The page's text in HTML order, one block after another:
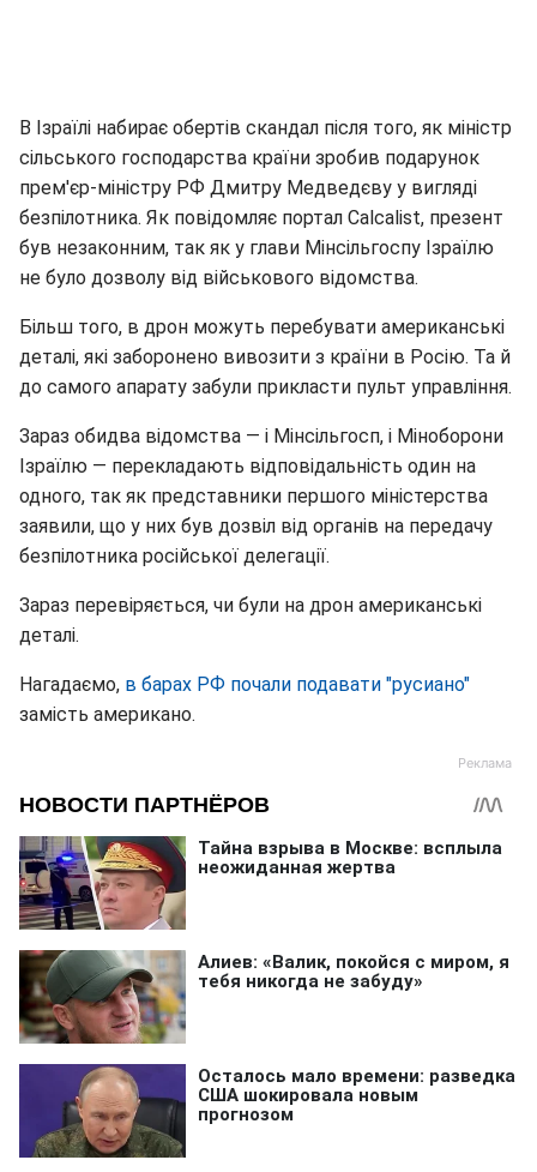
В Ізраїлі набирає обертів скандал після того, як міністр
сільського господарства країни зробив подарунок
прем'єр-міністру РФ Дмитру Медведєву у вигляді
безпілотника. Як повідомляє портал Calcalist, презент
був незаконним, так як у глави Мінсільгоспу Ізраїлю
не було дозволу від військового відомства.
Більш того, в дрон можуть перебувати американські
деталі, які заборонено вивозити з країни в Росію. Та й
до самого апарату забули прикласти пульт управління.
Зараз обидва відомства — і Мінсільгосп, і Міноборони
Ізраїлю — перекладають відповідальність один на
одного, так як представники першого міністерства
заявили, що у них був дозвіл від органів на передачу
безпілотника російської делегації.
Зараз перевіряється, чи були на дрон американські
деталі.
Нагадаємо, в барах РФ почали подавати "русиано"
замість американо.